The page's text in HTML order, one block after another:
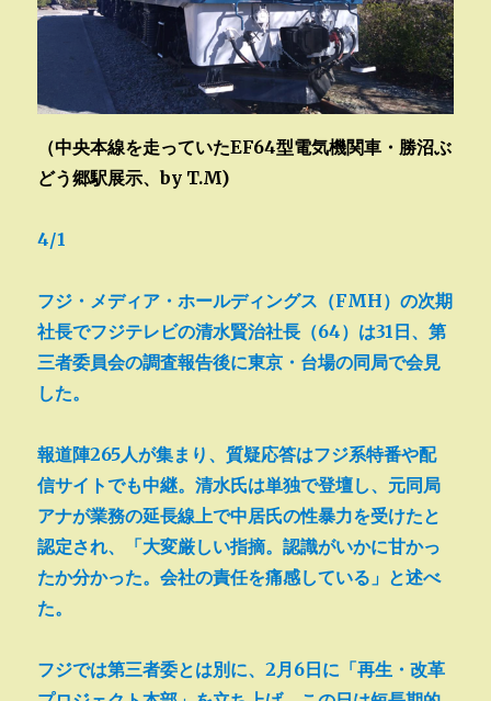
（中央本線を走っていたEF64型電気機関車・勝沼ぶ
どう郷駅展示、by T.M)
4/1
フジ・メディア・ホールディングス（FMH）の次期
社長でフジテレビの清水賢治社長（64）は31日、第
三者委員会の調査報告後に東京・台場の同局で会見
した。
報道陣265人が集まり、質疑応答はフジ系特番や配
信サイトでも中継。清水氏は単独で登壇し、元同局
アナが業務の延長線上で中居氏の性暴力を受けたと
認定され、「大変厳しい指摘。認識がいかに甘かっ
たか分かった。会社の責任を痛感している」と述べ
た。
フジでは第三者委とは別に、2月6日に「再生・改革